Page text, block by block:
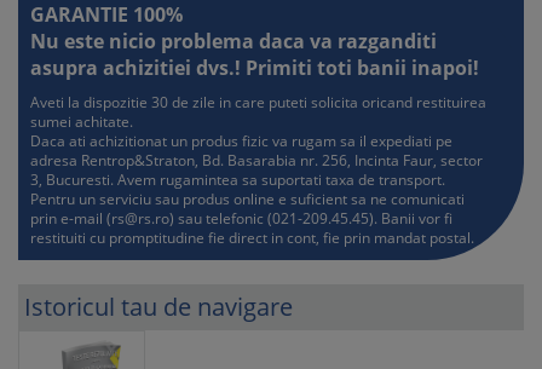
GARANTIE 100%
Nu este nicio problema daca va razganditi
asupra achizitiei dvs.! Primiti toti banii inapoi!
Aveti la dispozitie 30 de zile in care puteti solicita oricand restituirea
sumei achitate.
Daca ati achizitionat un produs fizic va rugam sa il expediati pe
adresa Rentrop&Straton, Bd. Basarabia nr. 256, Incinta Faur, sector
3, Bucuresti. Avem rugamintea sa suportati taxa de transport.
Pentru un serviciu sau produs online e suficient sa ne comunicati
prin e-mail (rs@rs.ro) sau telefonic (021-209.45.45). Banii vor fi
restituiti cu promptitudine fie direct in cont, fie prin mandat postal.
Istoricul tau de navigare